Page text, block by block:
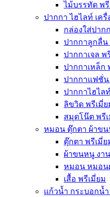
ไม้บรรทัด พรี
ปากกา ไฮไลท์ เครื่
กล่องใส่ปาก
ปากกาลูกลื่น
ปากกาเจล พ
ปากกาเหล็ก
ปากกาแฟชั่น
ปากกาไฮไล
ลิขวิด พรีเมี่ย
สมุดโน๊ต พรี
หมอน ตุ๊กตา ผ้าขน
ตุ๊กตา พรีเมี่ย
ผ้าขนหนู งา
หมอน หมอน
เสื้อ พรีเมี่ยม
แก้วน้ำ กระบอกน้